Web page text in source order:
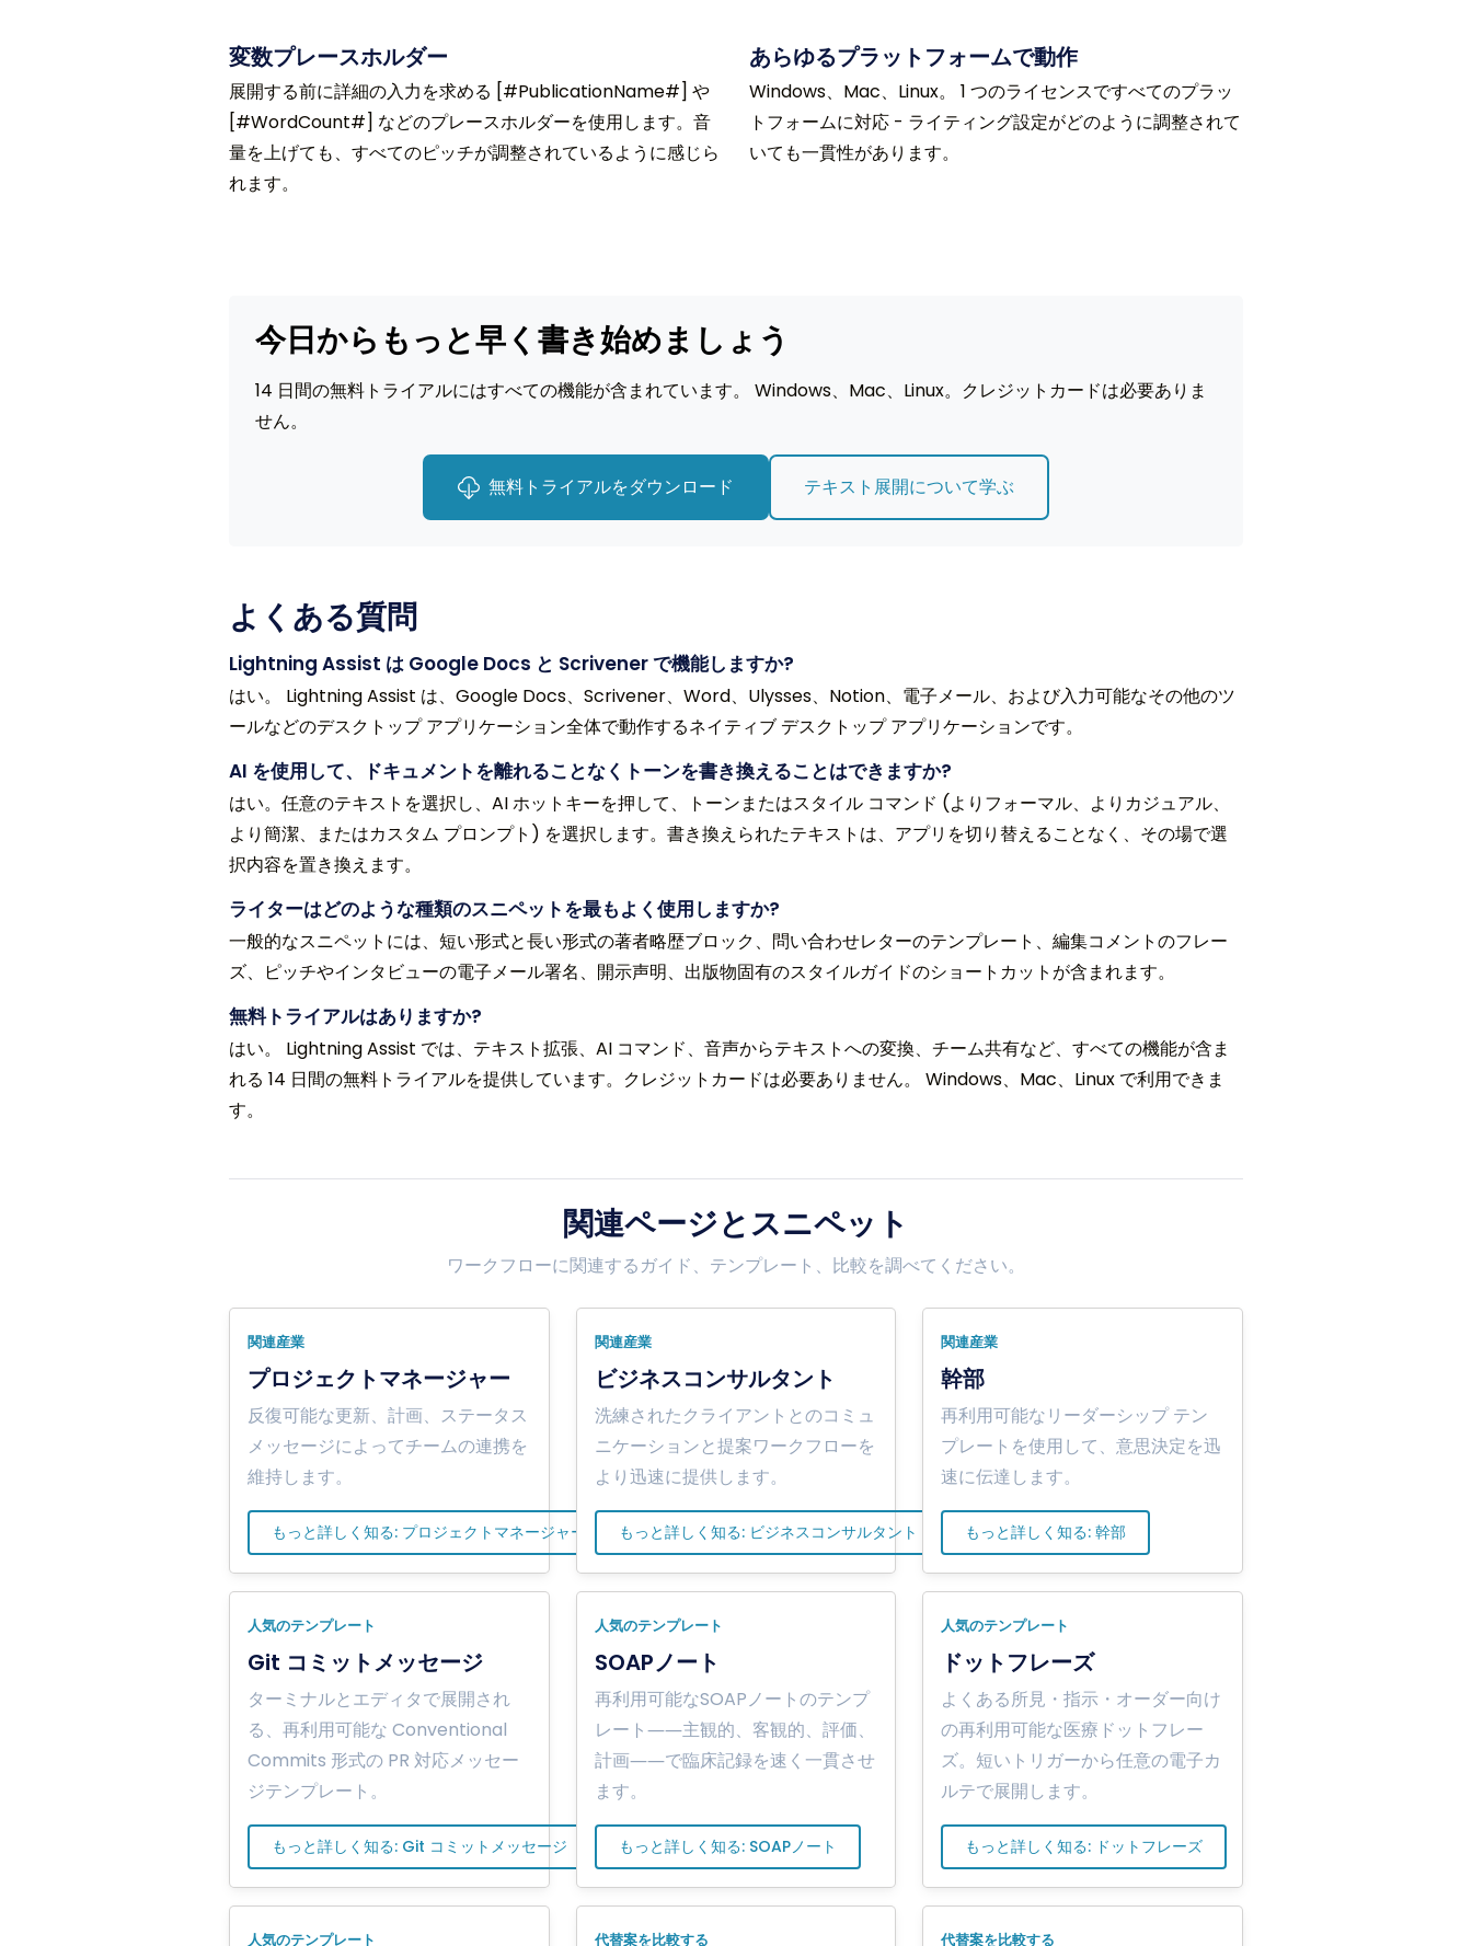
変数プレースホルダー
展開する前に詳細の入力を求める [#PublicationName#] や
[#WordCount#] などのプレースホルダーを使用します。音
量を上げても、すべてのピッチが調整されているように感じら
れます。
あらゆるプラットフォームで動作
Windows、Mac、Linux。 1 つのライセンスですべてのプラッ
トフォームに対応 - ライティング設定がどのように調整されて
いても一貫性があります。
今日からもっと早く書き始めましょう
14 日間の無料トライアルにはすべての機能が含まれています。 Windows、Mac、Linux。クレジットカードは必要ありま
せん。
無料トライアルをダウンロード テキスト展開について学ぶ
よくある質問
Lightning Assist は Google Docs と Scrivener で機能しますか?
はい。 Lightning Assist は、Google Docs、Scrivener、Word、Ulysses、Notion、電子メール、および入力可能なその他のツ
ールなどのデスクトップ アプリケーション全体で動作するネイティブ デスクトップ アプリケーションです。
AI を使用して、ドキュメントを離れることなくトーンを書き換えることはできますか?
はい。任意のテキストを選択し、AI ホットキーを押して、トーンまたはスタイル コマンド (よりフォーマル、よりカジュアル、
より簡潔、またはカスタム プロンプト) を選択します。書き換えられたテキストは、アプリを切り替えることなく、その場で選
択内容を置き換えます。
ライターはどのような種類のスニペットを最もよく使用しますか?
一般的なスニペットには、短い形式と長い形式の著者略歴ブロック、問い合わせレターのテンプレート、編集コメントのフレー
ズ、ピッチやインタビューの電子メール署名、開示声明、出版物固有のスタイルガイドのショートカットが含まれます。
無料トライアルはありますか?
はい。 Lightning Assist では、テキスト拡張、AI コマンド、音声からテキストへの変換、チーム共有など、すべての機能が含ま
れる 14 日間の無料トライアルを提供しています。クレジットカードは必要ありません。 Windows、Mac、Linux で利用できま
す。
関連ページとスニペット
ワークフローに関連するガイド、テンプレート、比較を調べてください。
関連産業
プロジェクトマネージャー
反復可能な更新、計画、ステータス
メッセージによってチームの連携を
維持します。
もっと詳しく知る: プロジェクトマネージャー
関連産業
ビジネスコンサルタント
洗練されたクライアントとのコミュ
ニケーションと提案ワークフローを
より迅速に提供します。
もっと詳しく知る: ビジネスコンサルタント
関連産業
幹部
再利用可能なリーダーシップ テン
プレートを使用して、意思決定を迅
速に伝達します。
もっと詳しく知る: 幹部
人気のテンプレート
Git コミットメッセージ
ターミナルとエディタで展開され
る、再利用可能な Conventional
Commits 形式の PR 対応メッセー
ジテンプレート。
もっと詳しく知る: Git コミットメッセージ
人気のテンプレート
SOAPノート
再利用可能なSOAPノートのテンプ
レート――主観的、客観的、評価、
計画――で臨床記録を速く一貫させ
ます。
もっと詳しく知る: SOAPノート
人気のテンプレート
ドットフレーズ
よくある所見・指示・オーダー向け
の再利用可能な医療ドットフレー
ズ。短いトリガーから任意の電子カ
ルテで展開します。
もっと詳しく知る: ドットフレーズ
人気のテンプレート 代替案を比較する 代替案を比較する